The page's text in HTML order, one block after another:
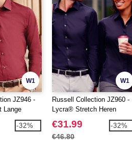
W1
JZ946 -
Lange
-32%
W1
Russell Collection JZ960 -
Lycra® Stretch Heren
Overhemd
€31.99
€46.80
-32%